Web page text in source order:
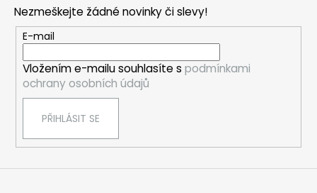
Nezmeškejte žádné novinky či slevy!
E-mail
Vložením e-mailu souhlasíte s podmínkami
ochrany osobních údajů
PŘIHLÁSIT SE